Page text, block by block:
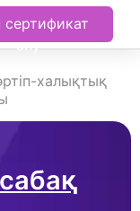
сертификат
алу
халықтық